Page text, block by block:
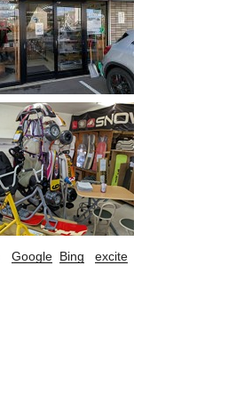
Google Bing excite